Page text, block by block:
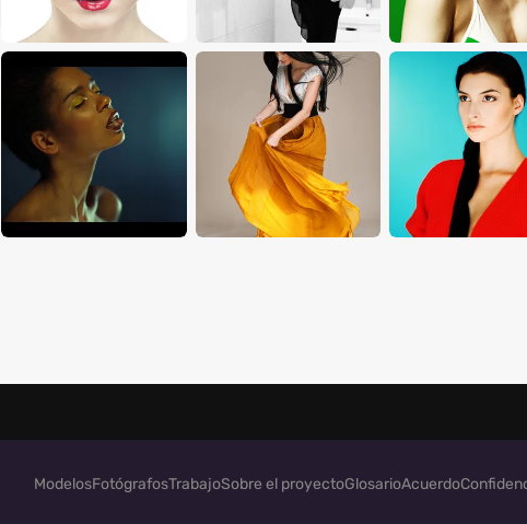
Todos los especialistas
ModelosFotógrafosTrabajoSobre el proyectoGlosarioAcuerdo